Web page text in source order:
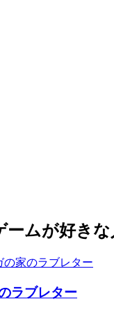
ームが好き
ラブレター